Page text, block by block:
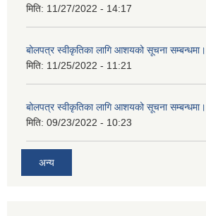
मिति: 11/27/2022 - 14:17
बोलपत्र स्वीकृतिका लागि आशयको सूचना सम्बन्धमा।
मिति: 11/25/2022 - 11:21
बोलपत्र स्वीकृतिका लागि आशयको सूचना सम्बन्धमा।
मिति: 09/23/2022 - 10:23
अन्य